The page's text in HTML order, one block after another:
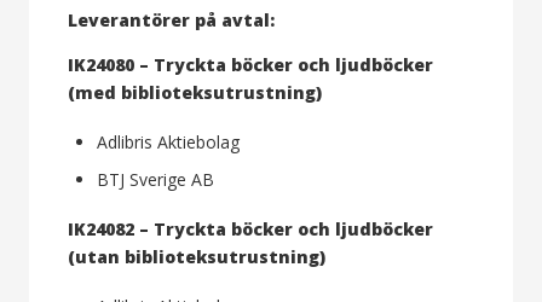
Leverantörer på avtal:
IK24080 – Tryckta böcker och ljudböcker
(med biblioteksutrustning)
Adlibris Aktiebolag
BTJ Sverige AB
IK24082 – Tryckta böcker och ljudböcker
(utan biblioteksutrustning)